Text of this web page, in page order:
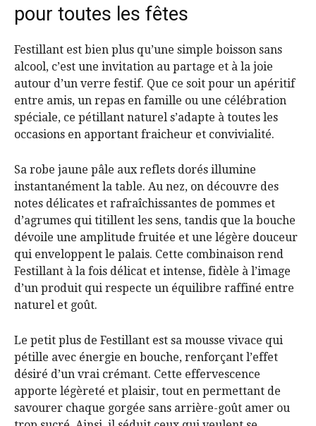
pour toutes les fêtes
Festillant est bien plus qu’une simple boisson sans
alcool, c’est une invitation au partage et à la joie
autour d’un verre festif. Que ce soit pour un apéritif
entre amis, un repas en famille ou une célébration
spéciale, ce pétillant naturel s’adapte à toutes les
occasions en apportant fraicheur et convivialité.
Sa robe jaune pâle aux reflets dorés illumine
instantanément la table. Au nez, on découvre des
notes délicates et rafraîchissantes de pommes et
d’agrumes qui titillent les sens, tandis que la bouche
dévoile une amplitude fruitée et une légère douceur
qui enveloppent le palais. Cette combinaison rend
Festillant à la fois délicat et intense, fidèle à l’image
d’un produit qui respecte un équilibre raffiné entre
naturel et goût.
Le petit plus de Festillant est sa mousse vivace qui
pétille avec énergie en bouche, renforçant l’effet
désiré d’un vrai crémant. Cette effervescence
apporte légèreté et plaisir, tout en permettant de
savourer chaque gorgée sans arrière-goût amer ou